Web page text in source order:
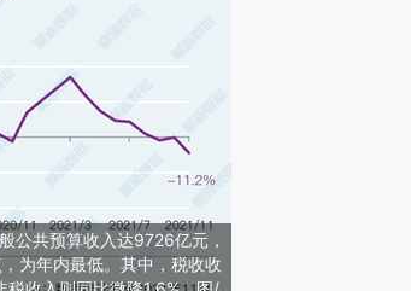
公共预算收入达9726亿元，
为年内最低。其中，税收收